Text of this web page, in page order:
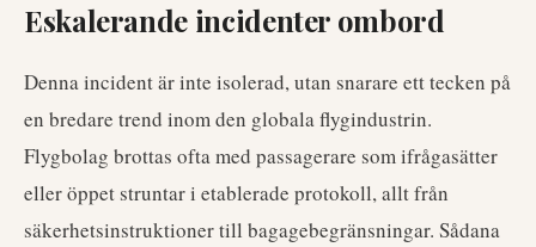
Eskalerande incidenter ombord
Denna incident är inte isolerad, utan snarare ett tecken på
en bredare trend inom den globala flygindustrin.
Flygbolag brottas ofta med passagerare som ifrågasätter
eller öppet struntar i etablerade protokoll, allt från
säkerhetsinstruktioner till bagagebegränsningar. Sådana